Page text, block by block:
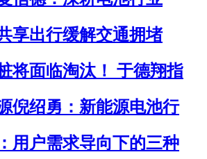
享出行缓解交通拥堵
将面临淘汰！ 于德翔指
倪绍勇：新能源电池行
用户需求导向下的三种